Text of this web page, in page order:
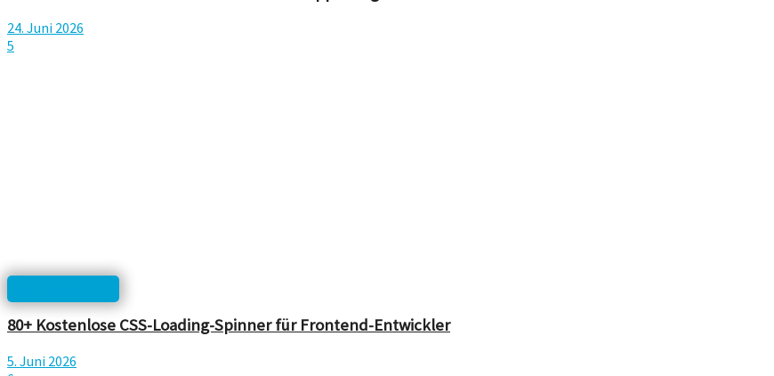
24. Juni 2026
5
80+ Kostenlose CSS-Loading-Spinner für Frontend-Entwickler
5. Juni 2026